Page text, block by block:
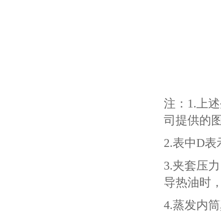
注：1.上
司提供的
2.表中D
3.夹套压
导热油时
4.蒸发内